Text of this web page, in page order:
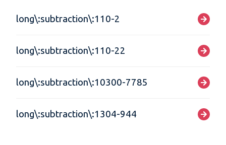
long\:subtraction\:110-2
long\:subtraction\:110-22
long\:subtraction\:10300-7785
long\:subtraction\:1304-944